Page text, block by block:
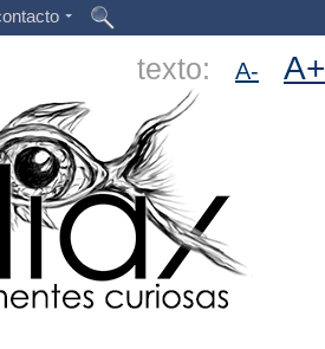
texto: A- A+